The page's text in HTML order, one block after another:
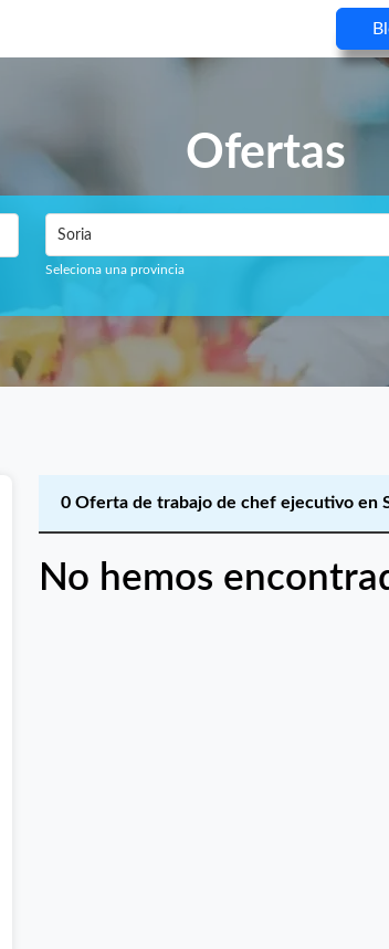
Ofertas
Soria
Seleciona una provincia
0 Oferta de trabajo de chef ejecutivo en
No hemos